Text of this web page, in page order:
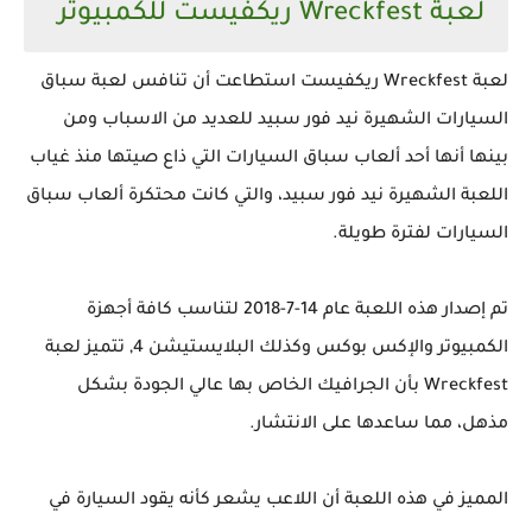
لعبة Wreckfest ريكفيست للكمبيوتر
لعبة Wreckfest ريكفيست استطاعت أن تنافس لعبة سباق
السيارات الشهيرة نيد فور سبيد للعديد من الاسباب ومن
بينها أنها أحد ألعاب سباق السيارات التي ذاع صيتها منذ غياب
اللعبة الشهيرة نيد فور سبيد، والتي كانت محتكرة ألعاب سباق
السيارات لفترة طويلة.
تم إصدار هذه اللعبة عام 14-7-2018 لتناسب كافة أجهزة
الكمبيوتر والإكس بوكس وكذلك البلايستيشن 4, تتميز لعبة
Wreckfest بأن الجرافيك الخاص بها عالي الجودة بشكل
مذهل، مما ساعدها على الانتشار.
المميز في هذه اللعبة أن اللاعب يشعر كأنه يقود السيارة في